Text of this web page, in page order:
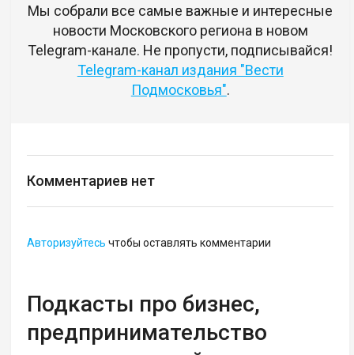
Мы собрали все самые важные и интересные
новости Московского региона в новом
Telegram-канале. Не пропусти, подписывайся!
Telegram-канал издания "Вести
Подмосковья".
Комментариев нет
Авторизуйтесь чтобы оставлять комментарии
Подкасты про бизнес,
предпринимательство